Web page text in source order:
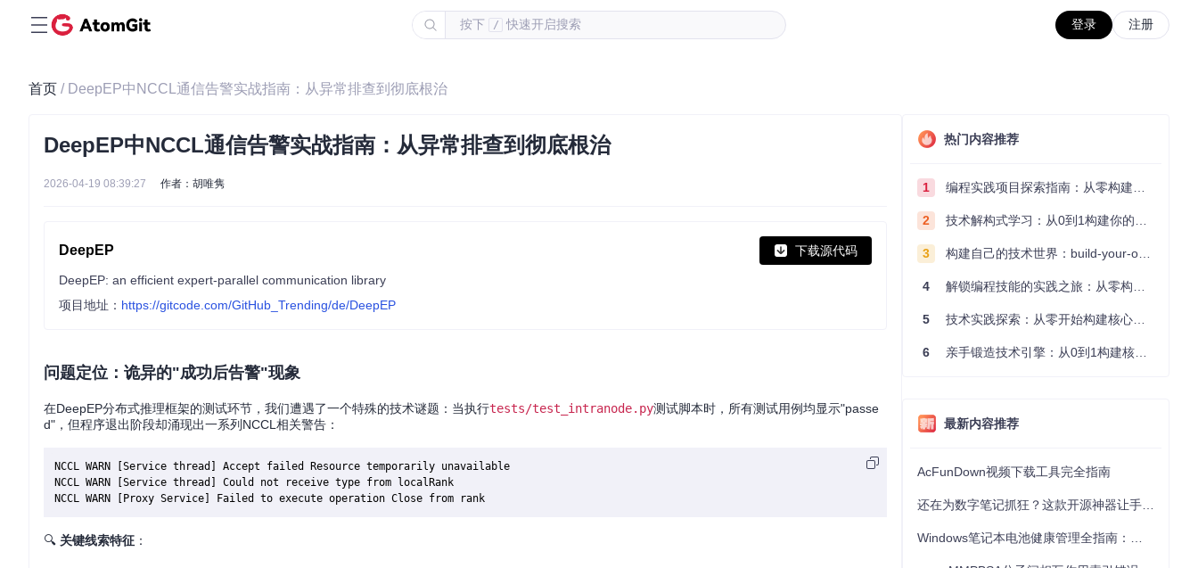
按下 / 快速开启搜索 登录 注册
首页 / DeepEP中NCCL通信告警实战指南：从异常排查到彻底根治
DeepEP中NCCL通信告警实战指南：从异常排查到彻底根治
2026-04-19 08:39:27 作者：胡唯隽
DeepEP 下载源代码
DeepEP: an efficient expert-parallel communication library
项目地址： https://gitcode.com/GitHub_Trending/de/DeepEP
问题定位：诡异的"成功后告警"现象
在DeepEP分布式推理框架的测试环节，我们遭遇了一个特殊的技术谜题：当执行tests/test_intranode.py测试脚本时，所有测试用例均显示"passe
d"，但程序退出阶段却涌现出一系列NCCL相关警告：
NCCL WARN [Service thread] Accept failed Resource temporarily unavailable
NCCL WARN [Service thread] Could not receive type from localRank
🔍 关键线索特征 ：
热门内容推荐
1 编程实践项目探索指南：从零构建技术能力体系
2 技术解构式学习：从0到1构建你的编程知识体系
3 构建自己的技术世界：build-your-own-x项目的实践探索指南
4 解锁编程技能的实践之旅：从零构建你的技术世界
5 技术实践探索：从零开始构建核心系统的实践指南
6 亲手锻造技术引擎：从0到1构建核心系统的实践指南
最新内容推荐
AcFunDown视频下载工具完全指南